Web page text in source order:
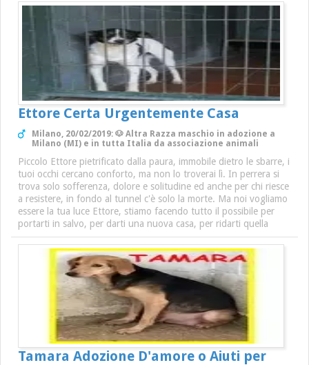
Ettore Certa Urgentemente Casa
Milano, 20/02/2019: 🐶 Altra Razza maschio in adozione a
Milano (MI) e in tutta Italia da associazione animali
Piccolo Ettore pietrificato dalla paura, immobile dietro le sbarre, i
tuoi occhi cercano conforto, ma non lo troverai lì. In perrera si
trova solo sofferenza, dolore e solitudine ed anche per chi riesce
a resistere, in fondo al tunnel c'è solo la morte. Ma noi vogliamo
essere la tua luce Ettore, stiamo facendo tutto il possibile per
portarti in salvo, per darti una nuova casa, per ridarti quella
Tamara Adozione D'amore o Aiuti per